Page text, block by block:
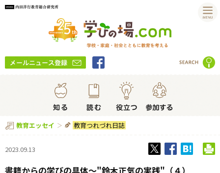
教育エッセイ 教育つれづれ日誌
2023.09.13
書籍からの学びの具体～"鈴木正気の実践"（４）